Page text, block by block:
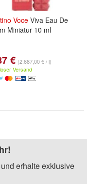
Voce Viva Eau De
Miniatur 10 ml
€ (2.687,00 € / l)
Versand
erhalte exklusive